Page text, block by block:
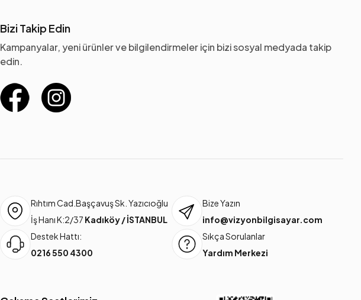
Bizi Takip Edin
Kampanyalar, yeni ürünler ve bilgilendirmeler için bizi sosyal medyada takip
edin.
Rıhtım Cad.Başçavuş Sk. Yazıcıoğlu
İş Hanı K:2/37 Kadıköy / İSTANBUL
Bize Yazın
info@vizyonbilgisayar.com
Destek Hattı:
0216 550 4300
Sıkça Sorulanlar
Yardım Merkezi